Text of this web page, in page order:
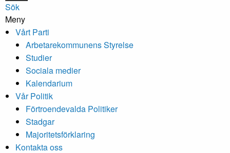
Sök
Meny
Vårt Parti
Arbetarekommunens Styrelse
Studier
Sociala medier
Kalendarium
Vår Politik
Förtroendevalda Politiker
Stadgar
Majoritetsförklaring
Kontakta oss